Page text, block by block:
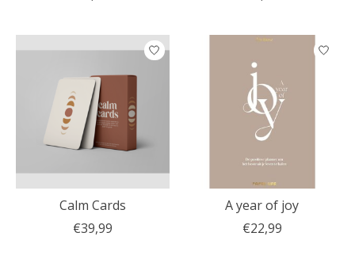
Calm Cards
€39,99
A year of joy
€22,99